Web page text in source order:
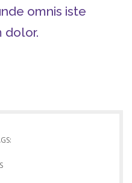
omnis iste
dolor.